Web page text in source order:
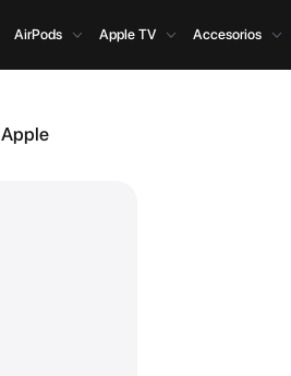
AirPods Apple TV Accesorios